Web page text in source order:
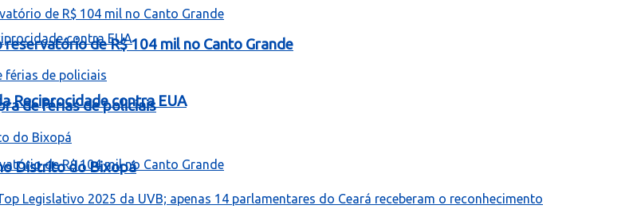
Reciprocidade contra EUA
de R$ 104 mil no Canto Grande
de férias de policiais
Distrito do Bixopá